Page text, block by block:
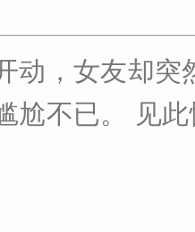
，女友却突
尬不已。 见